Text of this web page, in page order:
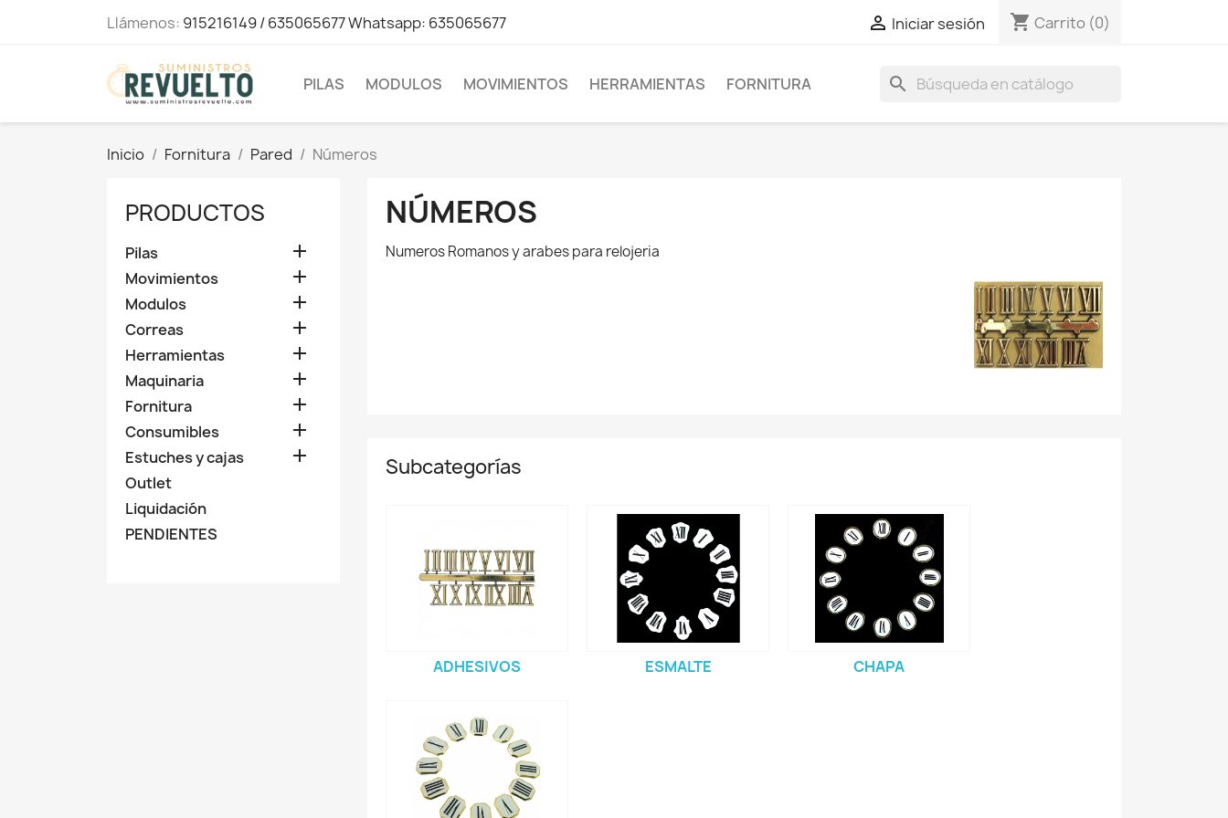
Llámenos: 915216149 / 635065677 Whatsapp: 635065677  Iniciar sesión shopping_cart Carrito (0)
search
PILAS MODULOS MOVIMIENTOS HERRAMIENTAS FORNITURA
Inicio Fornitura Pared Números
PRODUCTOS
Pilas 
Movimientos 
Modulos 
Correas 
Herramientas 
Maquinaria 
Fornitura 
Consumibles 
Estuches y cajas 
Outlet
Liquidación
PENDIENTES
NÚMEROS
Numeros Romanos y arabes para relojeria
Subcategorías
ADHESIVOS ESMALTE CHAPA